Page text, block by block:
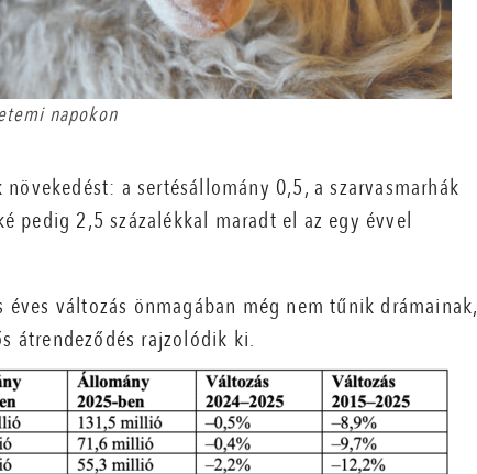
napokon
a sertésállomány 0,5, a szarvasmarhák
pedig 2,5 százalékkal maradt el az egy évvel
változás önmagában még nem tűnik drámainak,
átrendeződés rajzolódik ki.